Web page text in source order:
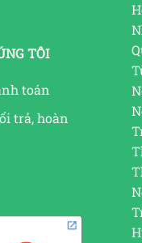
TÔI
toán
trả, hoàn